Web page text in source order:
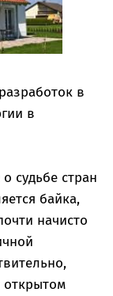
в
в
судьбе стран
байка,
начисто
открытом